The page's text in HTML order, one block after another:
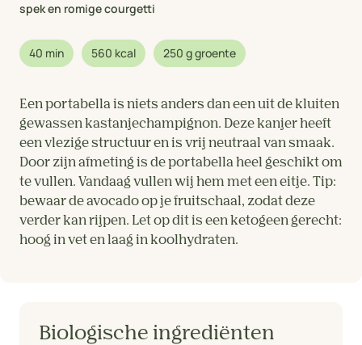
spek en romige courgetti
40 min 560 kcal 250 g groente
Een portabella is niets anders dan een uit de kluiten
gewassen kastanjechampignon. Deze kanjer heeft
een vlezige structuur en is vrij neutraal van smaak.
Door zijn afmeting is de portabella heel geschikt om
te vullen. Vandaag vullen wij hem met een eitje. Tip:
bewaar de avocado op je fruitschaal, zodat deze
verder kan rijpen. Let op dit is een ketogeen gerecht:
hoog in vet en laag in koolhydraten.
Biologische ingrediënten